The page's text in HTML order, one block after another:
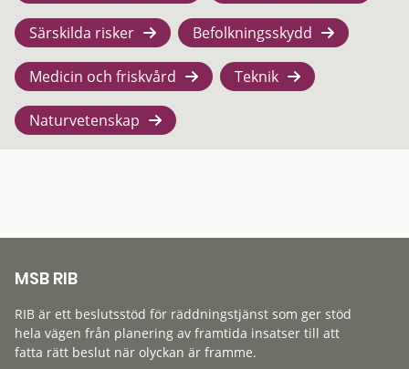
Särskilda risker Befolkningsskydd
Medicin och friskvård Teknik
Naturvetenskap
MSB RIB
RIB är ett beslutsstöd för räddningstjänst som ger stöd
hela vägen från planering av framtida insatser till att
fatta rätt beslut när olyckan är framme.